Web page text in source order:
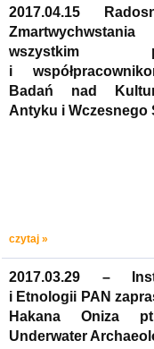
2017.04.15
wszystkim
i
Badań nad
Antyku i Wczesnego
czytaj »
2017.03.29 –
i Etnologii PAN
Hakana Oniza
Underwater